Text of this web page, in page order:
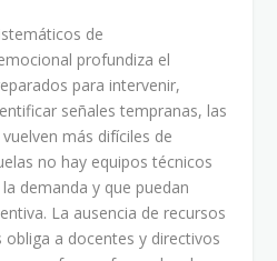
de
profundiza el
para intervenir,
señales tempranas, las
más difíciles de
no hay equipos técnicos
demanda y que puedan
La ausencia de recursos
a docentes y directivos